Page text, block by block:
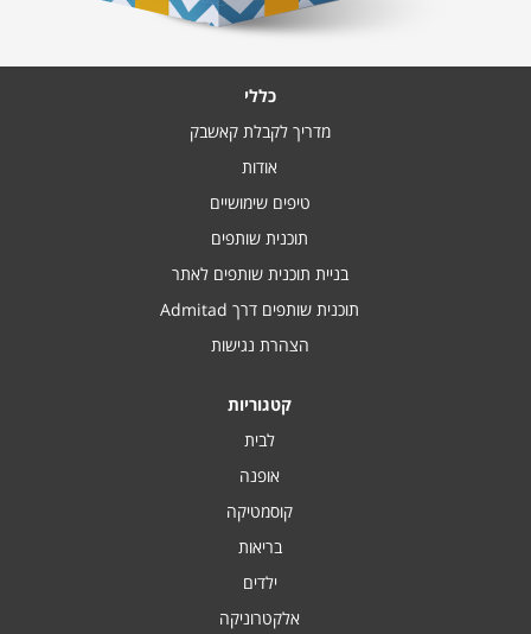
כללי
מדריך לקבלת קאשבק
אודות
טיפים שימושיים
תוכנית שותפים
בניית תוכנית שותפים לאתר
תוכנית שותפים דרך Admitad
הצהרת נגישות
קטגוריות
לבית
אופנה
קוסמטיקה
בריאות
ילדים
אלקטרוניקה